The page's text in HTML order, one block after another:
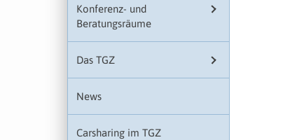
Konferenz- und
Beratungsräume
Das TGZ
News
Carsharing im TGZ